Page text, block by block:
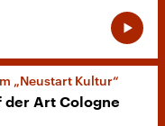
„Neustart Kultur“
der Art Cologne